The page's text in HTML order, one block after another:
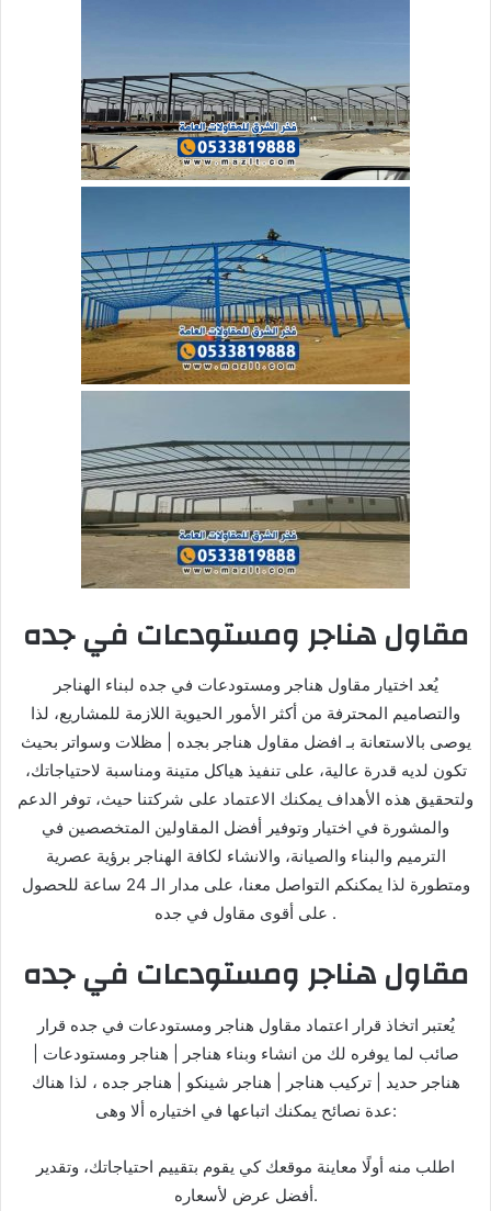
مقاول هناجر ومستودعات في جده
يُعد اختيار مقاول هناجر ومستودعات في جده لبناء الهناجر
والتصاميم المحترفة من أكثر الأمور الحيوية اللازمة للمشاريع، لذا
يوصى بالاستعانة بـ افضل مقاول هناجر بجده | مظلات وسواتر بحيث
تكون لديه قدرة عالية، على تنفيذ هياكل متينة ومناسبة لاحتياجاتك،
ولتحقيق هذه الأهداف يمكنك الاعتماد على شركتنا حيث، توفر الدعم
والمشورة في اختيار وتوفير أفضل المقاولين المتخصصين في
الترميم والبناء والصيانة، والانشاء لكافة الهناجر برؤية عصرية
ومتطورة لذا يمكنكم التواصل معنا، على مدار الـ 24 ساعة للحصول
على أقوى مقاول في جده .
مقاول هناجر ومستودعات في جده
يُعتبر اتخاذ قرار اعتماد مقاول هناجر ومستودعات في جده قرار
صائب لما يوفره لك من انشاء وبناء هناجر | هناجر ومستودعات |
هناجر حديد | تركيب هناجر | هناجر شينكو | هناجر جده ، لذا هناك
عدة نصائح يمكنك اتباعها في اختياره ألا وهى:
اطلب منه أولًا معاينة موقعك كي يقوم بتقييم احتياجاتك، وتقدير
أفضل عرض لأسعاره.